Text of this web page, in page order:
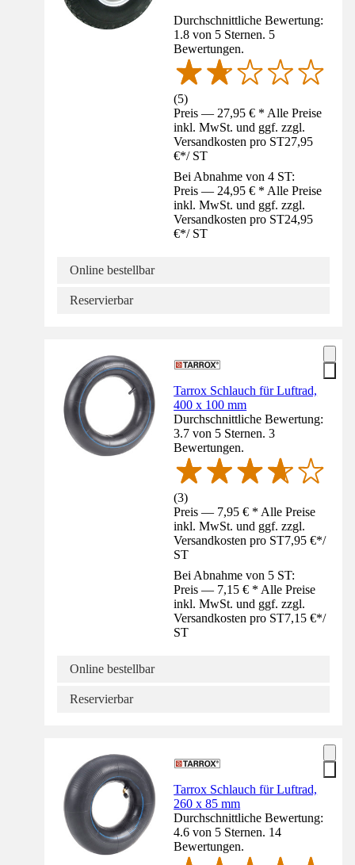
Durchschnittliche Bewertung:
1.8 von 5 Sternen. 5
Bewertungen.
(5)
Preis — 27,95 € * Alle Preise
inkl. MwSt. und ggf. zzgl.
Versandkosten pro ST27,95
€*/ ST
Bei Abnahme von 4 ST:
Preis — 24,95 € * Alle Preise
inkl. MwSt. und ggf. zzgl.
Versandkosten pro ST24,95
€*/ ST
Online bestellbar
Reservierbar
Tarrox Schlauch für Luftrad,
400 x 100 mm
Durchschnittliche Bewertung:
3.7 von 5 Sternen. 3
Bewertungen.
(3)
Preis — 7,95 € * Alle Preise
inkl. MwSt. und ggf. zzgl.
Versandkosten pro ST7,95 €*/
ST
Bei Abnahme von 5 ST:
Preis — 7,15 € * Alle Preise
inkl. MwSt. und ggf. zzgl.
Versandkosten pro ST7,15 €*/
ST
Online bestellbar
Reservierbar
Tarrox Schlauch für Luftrad,
260 x 85 mm
Durchschnittliche Bewertung:
4.6 von 5 Sternen. 14
Bewertungen.